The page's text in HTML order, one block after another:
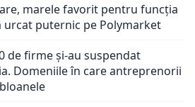
marele favorit pentru funcția
urcat puternic pe Polymarket
de firme și-au suspendat
Domeniile în care antreprenorii